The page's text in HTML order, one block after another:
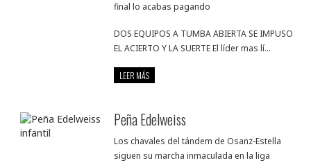
final lo acabas pagando
DOS EQUIPOS A TUMBA ABIERTA SE IMPUSO
EL ACIERTO Y LA SUERTE El líder mas lí...
LEER MÁS
Peña Edelweiss
Los chavales del tándem de Osanz-Estella
siguen su marcha inmaculada en la liga